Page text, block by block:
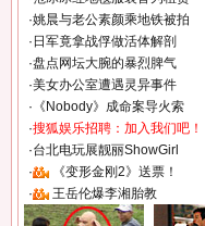
·姚晨与老公素颜乘地铁被拍
· 日军竟拿战俘做活体解剖
·盘点网坛大腕的暴烈脾气
·美女办公室遭遇灵异事件
· 《Nobody》成命案导火索
·搜狐娱乐招聘：加入我们吧！
·台北电玩展靓丽ShowGirl
·
《变形金刚2》送票！
·
王岳伦爆李湘胎教